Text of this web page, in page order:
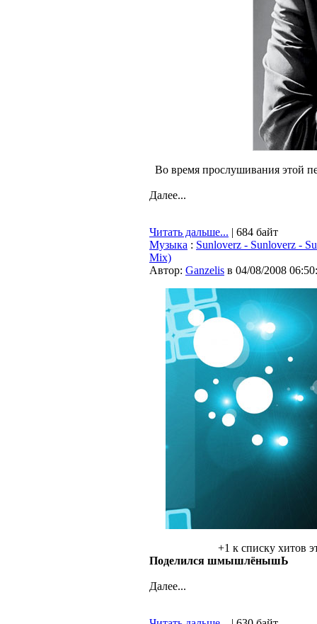
Во время прослушивания этой
Далее...
Читать дальше... | 684 байт
Музыка : Sunloverz - Sunloverz -
Mix)
Автор: Ganzelis в 04/08/2008
+1 к списку хитов
Поделился шмышлёнышЬ
Далее...